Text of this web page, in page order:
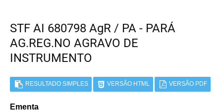
STF AI 680798 AgR / PA - PARÁ
AG.REG.NO AGRAVO DE
INSTRUMENTO
RESULTADO SIMPLES VERSÃO HTML VERSÃO PDF
Ementa